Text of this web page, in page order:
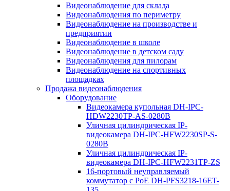
Видеонаблюдение для склада
Видеонаблюдения по периметру
Видеонаблюдение на производстве и
предприятии
Видеонаблюдение в школе
Видеонаблюдение в детском саду
Видеонаблюдения для пилорам
Видеонаблюдение на спортивных
площадках
Продажа видеонаблюдения
Оборудование
Видеокамера купольная DH-IPC-
HDW2230TP-AS-0280B
Уличная цилиндрическая IP-
видеокамера DH-IPC-HFW2230SP-S-
0280B
Уличная цилиндрическая IP-
видеокамера DH-IPC-HFW2231TP-ZS
16-портовый неуправляемый
коммутатор с РоЕ DH-PFS3218-16ET-